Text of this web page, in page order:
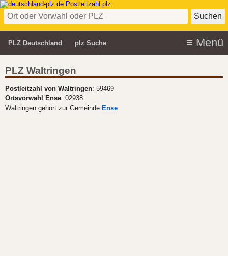
PLZ Deutschland plz Suche
PLZ Waltringen
Postleitzahl von Waltringen: 59469
Ortsvorwahl Ense: 02938
Waltringen gehört zur Gemeinde Ense